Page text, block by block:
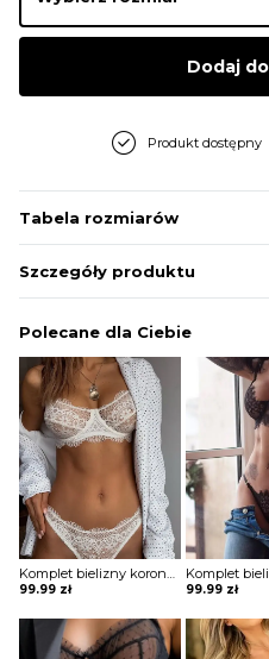
Dodaj
Produkt dostępny
Tabela rozmiarów
Szczegóły produktu
Polecane dla Ciebie
99.99 zł 99.99 zł